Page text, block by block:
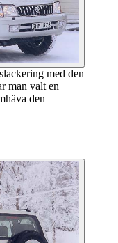
med den
man valt en
den